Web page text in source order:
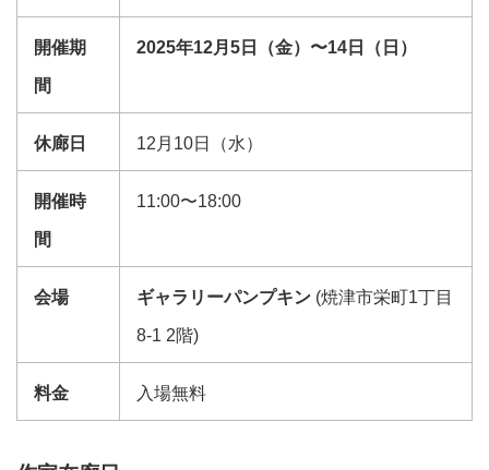
開催期
間
2025年12月5日（金）〜14日（日）
休廊日 12月10日（水）
開催時
間
11:00〜18:00
会場 ギャラリーパンプキン (焼津市栄町1丁目
8-1 2階)
料金 入場無料